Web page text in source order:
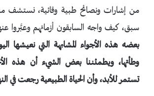
من إشارات ونصائح طبية وقائية، نستشف
سبق، كيف واجه السابقون أزماتهم وعبَّروا
بعضه هذه الأجواء المشابهة التي نعيشها
وطأتها، ويطمئننا بعض الشيء أن هذه
تستمر للأبد، وأن الحياة الطبيعية رجعت في